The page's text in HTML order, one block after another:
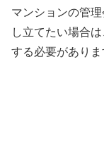
マンションの管
し立てたい場合
する必要がありま